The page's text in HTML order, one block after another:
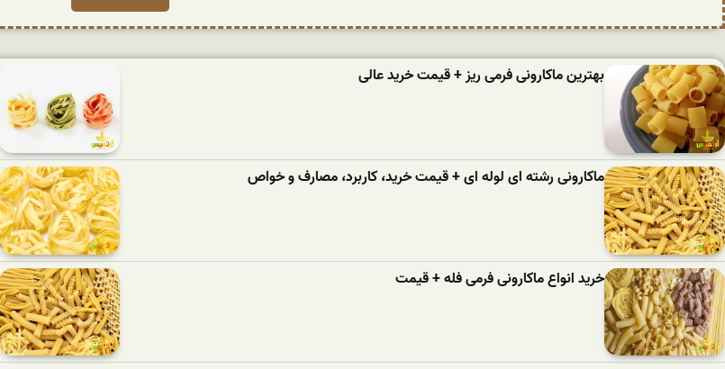
بهترین ماکارونی فرمی ریز + قیمت خرید عالی
ماکارونی رشته ای لوله ای + قیمت خرید، کاربرد، مصارف و خواص
خرید انواع ماکارونی فرمی فله + قیمت